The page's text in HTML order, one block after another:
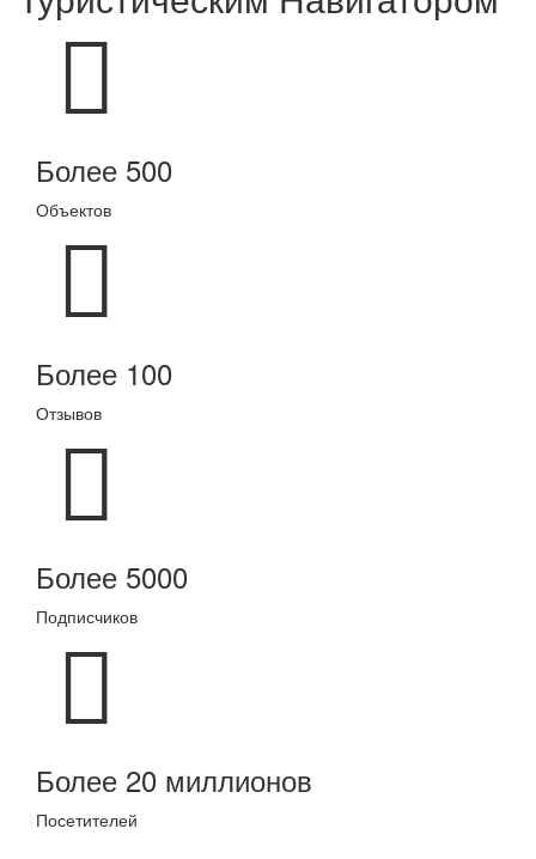
Более 500
Объектов
Более 100
Отзывов
Более 5000
Подписчиков
Более 20 миллионов
Посетителей